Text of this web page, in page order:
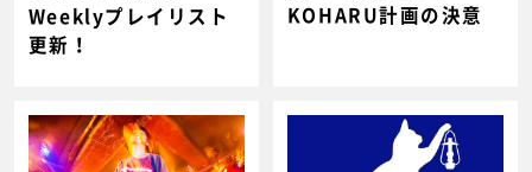
Weeklyプレイリスト
更新！
KOHARU計画の決意